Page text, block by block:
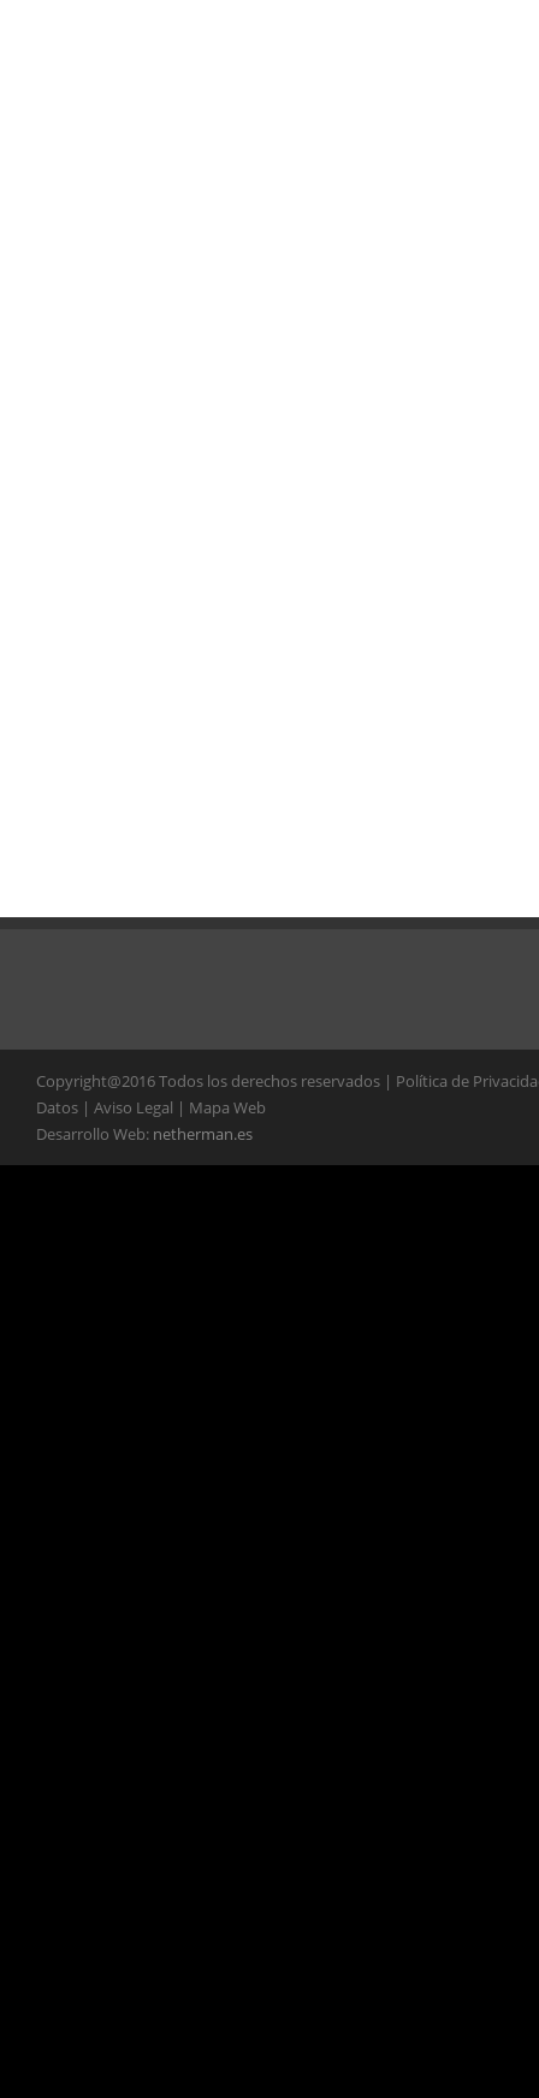
Copyright@2016 Todos los derechos reservados | Política de
Datos | Aviso Legal | Mapa Web
Desarrollo Web: netherman.es